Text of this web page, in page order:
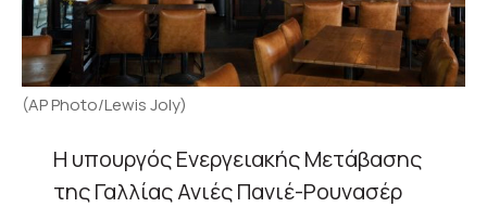
(AP Photo/Lewis Joly)
Η υπουργός Ενεργειακής Μετάβασης
της Γαλλίας Ανιές Πανιέ-Ρουνασέρ